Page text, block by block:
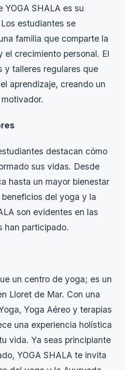
YOGA SHALA es su
estudiantes se
familia que comparte la
el crecimiento personal. El
y talleres regulares que
aprendizaje, creando un
destacan cómo
sus vidas. Desde
hasta un mayor bienestar
del yoga y la
son evidentes en las
han participado.
un centro de yoga; es un
Lloret de Mar. Con una
Yoga Aéreo y terapias
una experiencia holística
vida. Ya seas principiante
YOGA SHALA te invita